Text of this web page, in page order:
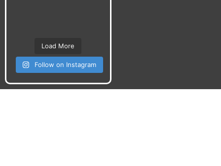
Load More
Follow on Instagram